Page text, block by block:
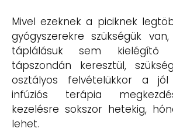
Mivel ezeknek a piciknek
gyógyszerekre szükségük
táplálásuk sem kielégítő
tápszondán keresztül,
osztályos felvételükkor a jól
infúziós terápia
kezelésre sokszor hetekig,
lehet.